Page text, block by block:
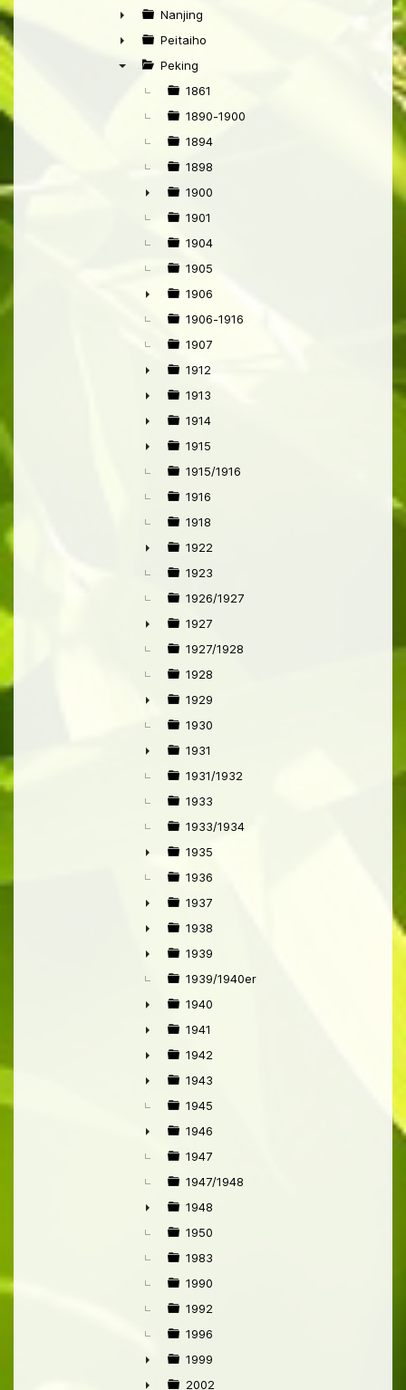
►
►
Nanjing
►
Peitaiho
Peking
1861
1890-1900
1894
1898
►
1900
1901
1904
1905
►
1906
1906-1916
1907
►
1912
►
1913
►
1914
►
1915
1915/1916
1916
1918
►
1922
1923
1926/1927
►
1927
1927/1928
1928
►
1929
1930
►
1931
1931/1932
1933
1933/1934
►
1935
1936
►
1937
►
1938
►
1939
1939/1940er
►
1940
►
1941
►
1942
►
1943
1945
►
1946
1947
1947/1948
►
1948
1950
1983
1990
1992
1996
►
1999
2002